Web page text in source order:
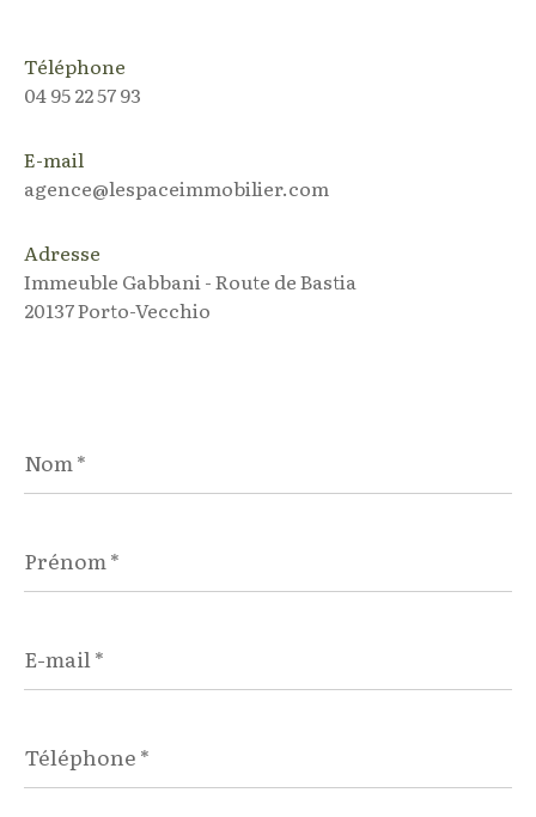
Téléphone
04 95 22 57 93
E-mail
agence@lespaceimmobilier.com
Adresse
Immeuble Gabbani - Route de Bastia
20137 Porto-Vecchio
*
*
mail
*
*